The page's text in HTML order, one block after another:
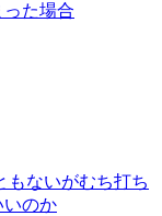
た場合
もないがむち打ち
いのか